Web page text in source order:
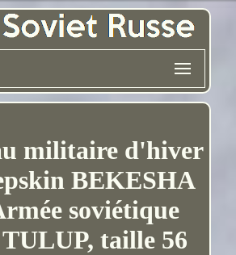
militaire d'hiver
BEKESHA
soviétique
TULUP, taille 56